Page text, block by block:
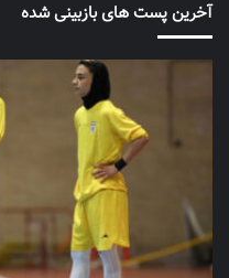
آخرین پست های بازبینی شده